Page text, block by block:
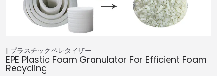
プラスチックペレタイザー
EPE Plastic Foam Granulator For Efficient Foam
Recycling